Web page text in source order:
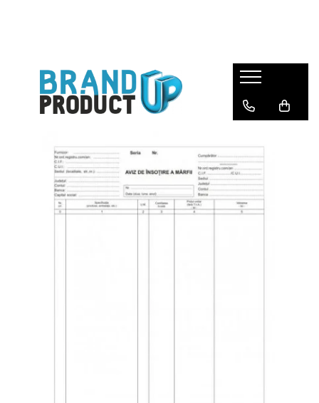
Agende, calendare si plannere
Birotica si Papetarie
Produse personalizate
Formulare tipizate
Saci menajeri